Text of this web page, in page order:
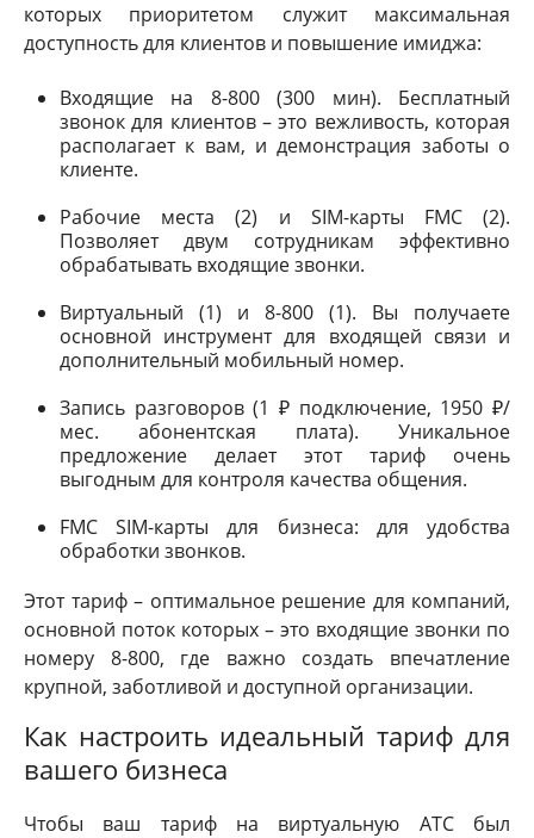
которых приоритетом служит максимальная
доступность для клиентов и повышение имиджа:
Входящие на 8-800 (300 мин). Бесплатный
звонок для клиентов – это вежливость, которая
располагает к вам, и демонстрация заботы о
клиенте.
Рабочие места (2) и SIM-карты FMC (2).
Позволяет двум сотрудникам эффективно
обрабатывать входящие звонки.
Виртуальный (1) и 8-800 (1). Вы получаете
основной инструмент для входящей связи и
дополнительный мобильный номер.
Запись разговоров (1 ₽ подключение, 1950 ₽/
мес. абонентская плата). Уникальное
предложение делает этот тариф очень
выгодным для контроля качества общения.
FMC SIM-карты для бизнеса: для удобства
обработки звонков.
Этот тариф – оптимальное решение для компаний,
основной поток которых – это входящие звонки по
номеру 8-800, где важно создать впечатление
крупной, заботливой и доступной организации.
Как настроить идеальный тариф для
вашего бизнеса
Чтобы ваш тариф на виртуальную АТС был